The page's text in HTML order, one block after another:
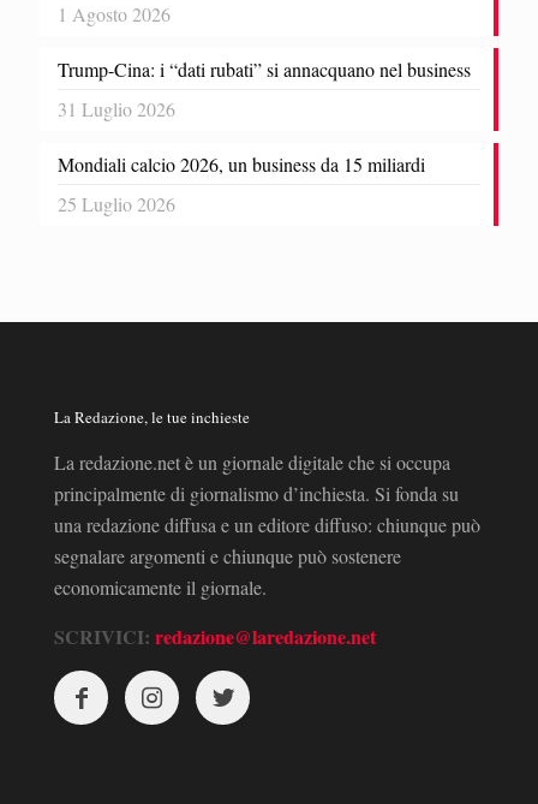
1 Agosto 2026
Trump-Cina: i “dati rubati” si annacquano nel business
31 Luglio 2026
Mondiali calcio 2026, un business da 15 miliardi
25 Luglio 2026
La Redazione, le tue inchieste
La redazione.net è un giornale digitale che si occupa
principalmente di giornalismo d’inchiesta. Si fonda su
una redazione diffusa e un editore diffuso: chiunque può
segnalare argomenti e chiunque può sostenere
economicamente il giornale.
SCRIVICI: redazione@laredazione.net